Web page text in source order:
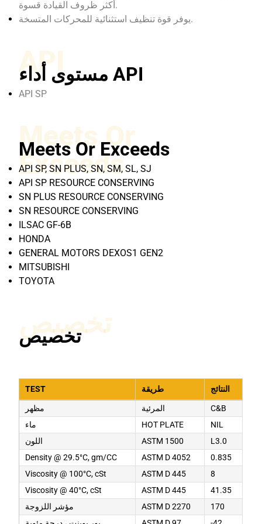
أكثر ظروف القيادة قسوة.
يوفر قوة تنظيف استثنائية للمحركات المتسخة.
API مستوى أداء API
API SP
Meets Or
Exceeds
Meets Or Exceeds
API SP, SN PLUS, SN, SM, SL, SJ
API SP RESOURCE CONSERVING
SN PLUS RESOURCE CONSERVING
SN RESOURCE CONSERVING
ILSAC GF-6B
HONDA
GENERAL MOTORS DEXOS1 GEN2
MITSUBISHI
TOYOTA
تخصيص
تخصيص
TEST طريقة النتائج
مظهر المرئية
C&B
ماء
HOT PLATE
NIL
اللون
ASTM 1500
L3.0
Density @ 29.5°C, gm/CC
ASTM D 4052
0.835
Viscosity @ 100°C, cSt
ASTM D 445
8
Viscosity @ 40°C, cSt
ASTM D 445
41.35
مؤشر اللزوجة
ASTM D 2270
170